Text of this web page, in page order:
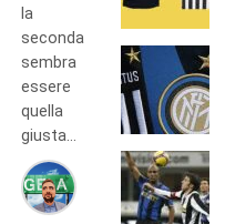
la
seconda
sembra
essere
quella
giusta…